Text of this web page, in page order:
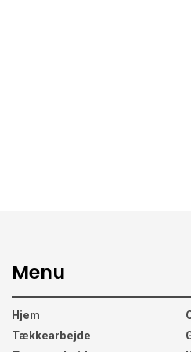
Menu
Hjem
Tækkearbejde